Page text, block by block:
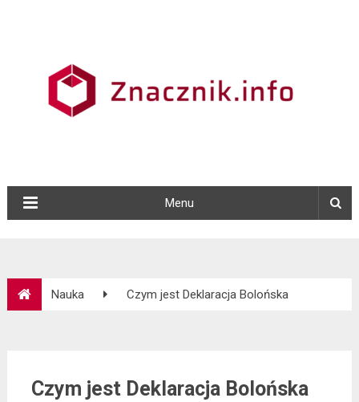
Menu
Nauka Czym jest Deklaracja Bolońska
Czym jest Deklaracja Bolońska